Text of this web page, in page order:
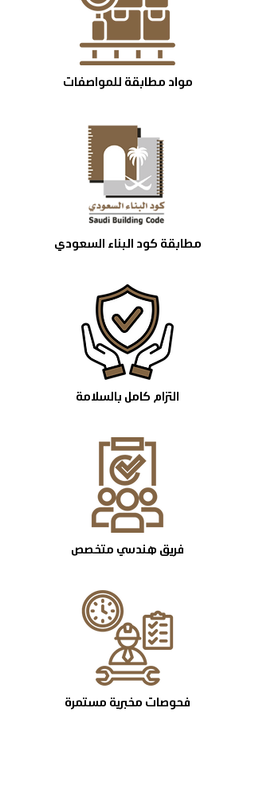
مواد مطابقة للمواصفات
مطابقة كود البناء السعودي
التزام كامل بالسلامة
فريق هندسي متخصص
فحوصات مخبرية مستمرة